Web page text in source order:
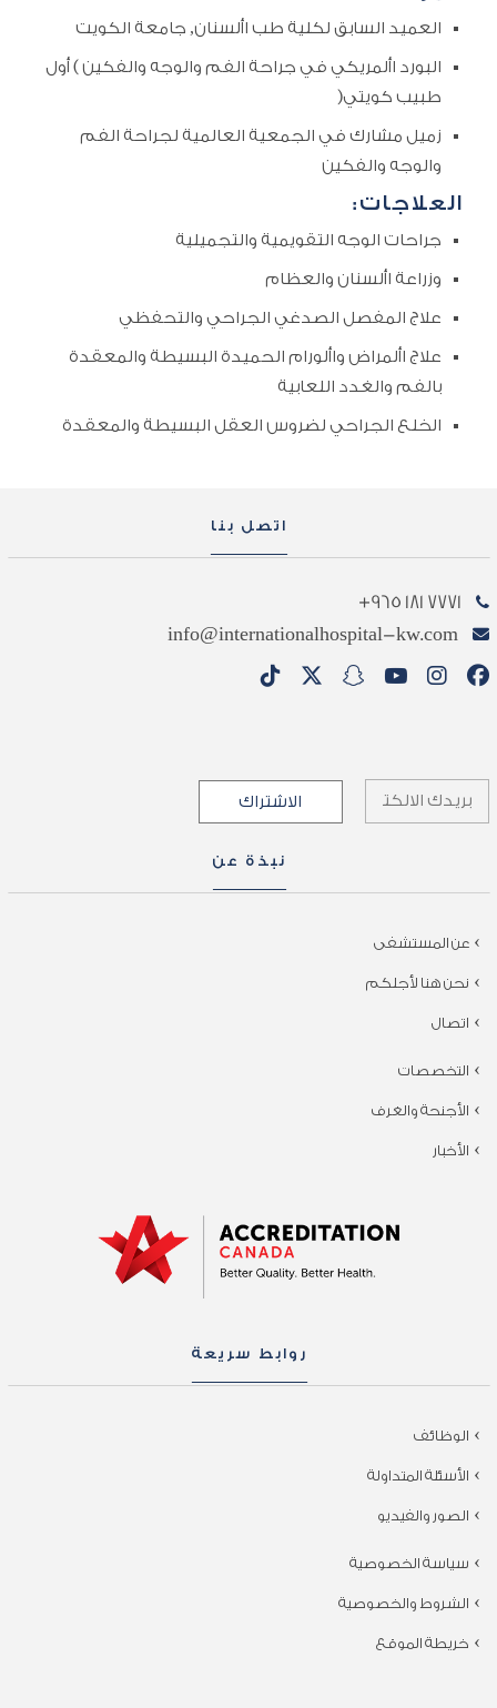
العميد السابق لكلية طب األسنان, جامعة الكويت
البورد األمريكي في جراحة الفم والوجه والفكين ) أول
طبيب كويتي(
زميل مشارك في الجمعية العالمية لجراحة الفم
والوجه والفكين
العلاجات:
جراحات الوجه التقويمية والتجميلية
وزراعة األسنان والعظام
علاج المفصل الصدغي الجراحي والتحفظي
علاج األمراض واألورام الحميدة البسيطة والمعقدة
بالفم والغدد اللعابية
الخلع الجراحي لضروس العقل البسيطة والمعقدة
اتصل بنا
7771 181 965+
info@internationalhospital-kw.com
نبذة عن
عن المستشفى
نحن هنا لأجلكم
اتصال
التخصصات
الأجنحة والغرف
الأخبار
روابط سريعة
الوظائف
الأسئلة المتداولة
الصور والفيديو
سياسة الخصوصية
الشروط والخصوصية
خريطة الموقع